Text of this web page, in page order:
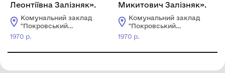
Леонтіївна Залізняк».
Комунальний заклад
"Покровський
історичний музей"
1970 р.
Микитович Залізняк».
Комунальний заклад
"Покровський
історичний музей"
1970 р.